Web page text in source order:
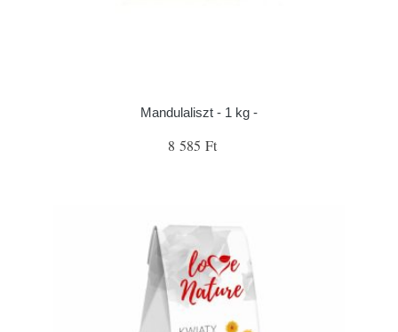
Mandulaliszt - 1 kg -
8 585 Ft